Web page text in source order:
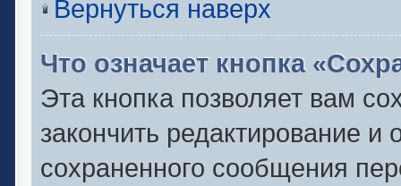
Вернуться наверх
Что означает кнопка
Эта кнопка позволяет вам
закончить редактирование и
сохраненного сообщения